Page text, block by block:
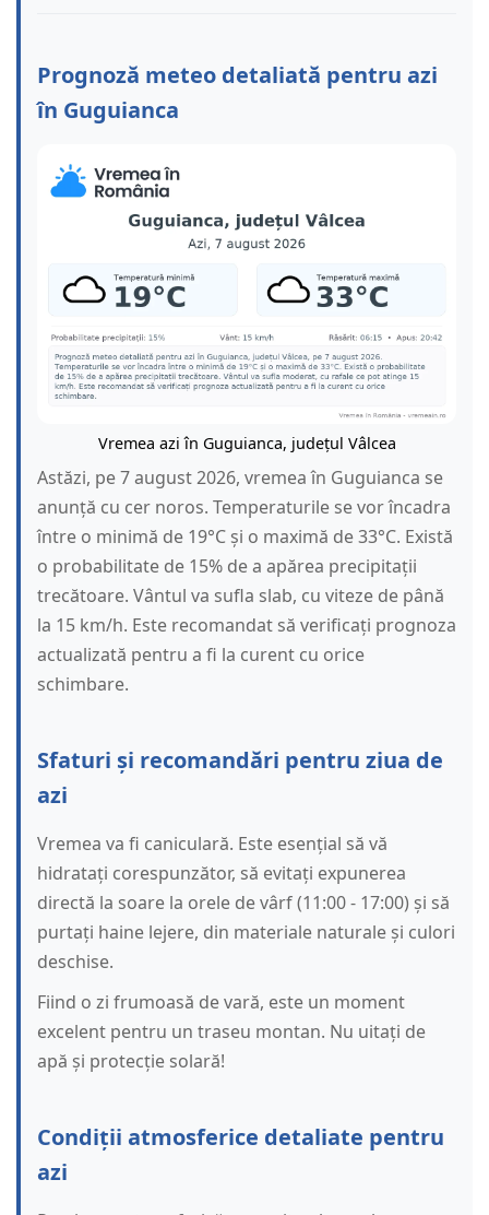
Prognoză meteo detaliată pentru azi
în Guguianca
Vremea azi în Guguianca, județul Vâlcea
Astăzi, pe 7 august 2026, vremea în Guguianca se
anunță cu cer noros. Temperaturile se vor încadra
între o minimă de 19°C și o maximă de 33°C. Există
o probabilitate de 15% de a apărea precipitații
trecătoare. Vântul va sufla slab, cu viteze de până
la 15 km/h. Este recomandat să verificați prognoza
actualizată pentru a fi la curent cu orice
schimbare.
Sfaturi și recomandări pentru ziua de
azi
Vremea va fi caniculară. Este esențial să vă
hidratați corespunzător, să evitați expunerea
directă la soare la orele de vârf (11:00 - 17:00) și să
purtați haine lejere, din materiale naturale și culori
deschise.
Fiind o zi frumoasă de vară, este un moment
excelent pentru un traseu montan. Nu uitați de
apă și protecție solară!
Condiții atmosferice detaliate pentru
azi